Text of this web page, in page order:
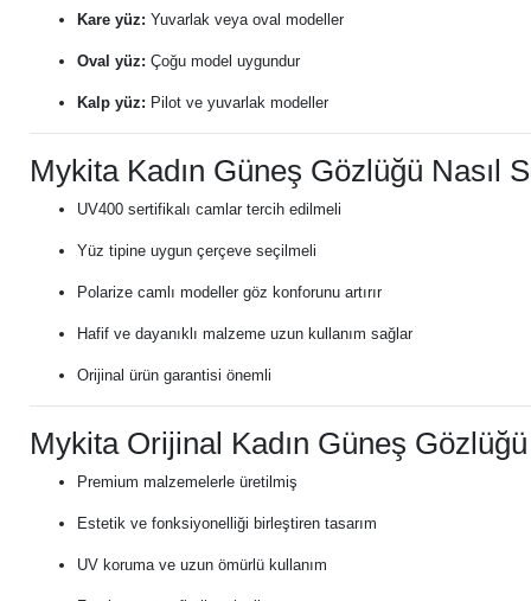
Kare yüz: Yuvarlak veya oval modeller
Oval yüz: Çoğu model uygundur
Kalp yüz: Pilot ve yuvarlak modeller
Mykita Kadın Güneş Gözlüğü Nasıl
UV400 sertifikalı camlar tercih edilmeli
Yüz tipine uygun çerçeve seçilmeli
Polarize camlı modeller göz konforunu artırır
Hafif ve dayanıklı malzeme uzun kullanım sağlar
Orijinal ürün garantisi önemli
Mykita Orijinal Kadın Güneş Gözlüğü
Premium malzemelerle üretilmiş
Estetik ve fonksiyonelliği birleştiren tasarım
UV koruma ve uzun ömürlü kullanım